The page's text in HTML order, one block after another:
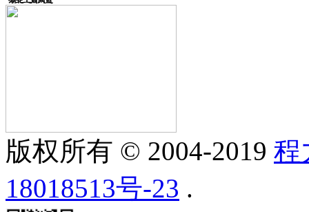
版权所有 © 2004-2019 程
18018513号-23 .